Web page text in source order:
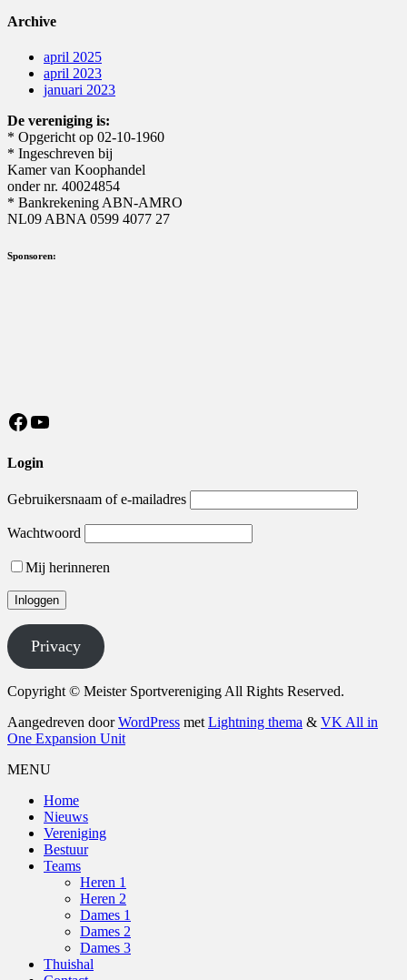
Archive
april 2025
april 2023
januari 2023
De vereniging is:
* Opgericht op 02-10-1960
* Ingeschreven bij
Kamer van Koophandel
onder nr. 40024854
* Bankrekening ABN-AMRO
NL09 ABNA 0599 4077 27
Sponsoren:
https://nl-nl.facebook.com/MeisterSV/
YouTube
Login
Gebruikersnaam of e-mailadres
Wachtwoord
Mij herinneren
Privacy
Copyright © Meister Sportvereniging All Rights Reserved.
Aangedreven doorWordPress met Lightning thema & VK All in
One Expansion Unit
MENU
Home
Nieuws
Vereniging
Bestuur
Teams
Heren 1
Heren 2
Dames 1
Dames 2
Dames 3
Thuishal